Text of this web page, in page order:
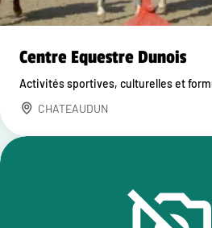
Centre Equestre Dunois
Activités sportives, culturelles et
CHATEAUDUN